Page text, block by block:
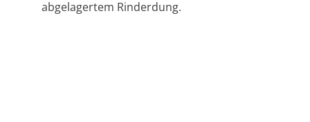
abgelagertem Rinderdung.